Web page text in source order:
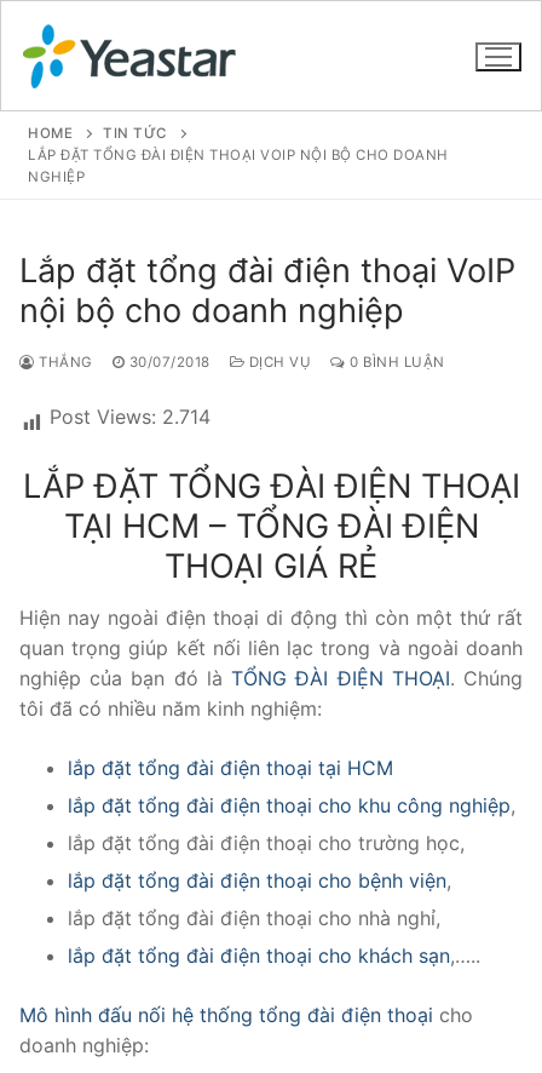
SẢN PHẨM
VOIP PBX FOR SME
Tổng đài VoIP Yeastar S412
Tổng đài VoIP Yeastar S20
Tổng đài VoIP Yeastar S50
Tổng đài VoIP Yeastar S100
Tổng đài VoIP Yeastar S300
HOSTED PHONE SYSTEM
Tổng đài Yeastar Cloud
Tổng đài Yeastar K2
VOIP GATEWAY
FXS VoIP Gateway
FXO VoIP Gateway
VoIP GSM / 3G / 4G Gateways
E1 / T1 / PRI VoIP Gateway
HOME
TIN TỨC
LẮP ĐẶT TỔNG ĐÀI ĐIỆN THOẠI VOIP NỘI BỘ CHO DOANH
NGHIỆP
Lắp đặt tổng đài điện thoại VoIP
nội bộ cho doanh nghiệp
THẮNG 30/07/2018 DỊCH VỤ 0 BÌNH LUẬN
Post Views: 2.714
LẮP ĐẶT TỔNG ĐÀI ĐIỆN THOẠI
TẠI HCM – TỔNG ĐÀI ĐIỆN
THOẠI GIÁ RẺ
Hiện nay ngoài điện thoại di động thì còn một thứ rất
quan trọng giúp kết nối liên lạc trong và ngoài doanh
nghiệp của bạn đó làTỔNG ĐÀI ĐIỆN THOẠI. Chúng
tôi đã có nhiều năm kinh nghiệm:
lắp đặt tổng đài điện thoại tại HCM
lắp đặt tổng đài điện thoại cho khu công nghiệp,
lắp đặt tổng đài điện thoại cho trường học,
lắp đặt tổng đài điện thoại cho bệnh viện,
lắp đặt tổng đài điện thoại cho nhà nghỉ,
lắp đặt tổng đài điện thoại cho khách sạn,…..
Mô hình đấu nối hệ thống tổng đài điện thoại cho
doanh nghiệp: